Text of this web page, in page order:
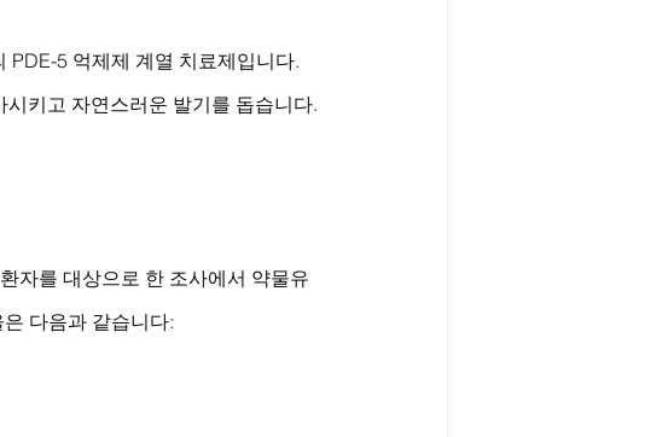
5 억제제 계열 치료제입니다.
키고 자연스러운 발기를 돕습니다.
자를 대상으로 한 조사에서 약물유
다음과 같습니다: